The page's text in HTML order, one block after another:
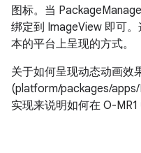
图标。当
绑定到 ImageView 即可
本的平台上呈现的方式。
关于如何呈现动态动画效
(platform/packages/
实现来说明如何在 O-MR1